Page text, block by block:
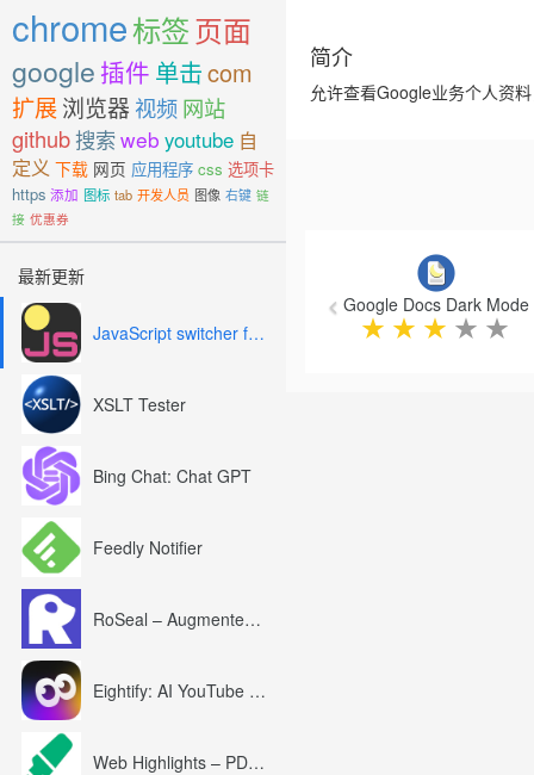
chrome标签页面
google 插件 单击com
扩展浏览器 视频网站
github搜索web youtube 自
定义 下载 网页 应用程序 css 选项卡
https 添加 图标 tab 开发人员 图像 右键 链
接 优惠券
最新更新
JavaScript switcher for SEO and development
XSLT Tester
Bing Chat: Chat GPT
Feedly Notifier
RoSeal – Augmented Roblox Experience
Eightify: AI YouTube Summary with ChatGPT
Web Highlights – PDF & Web Highlighter
简介
允许查看Google业务个人资
Google Docs Dark Mode
★ ★ ★ ★ ★